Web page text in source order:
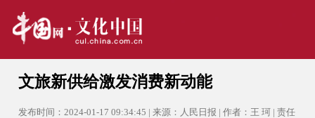
文旅新供给激发消费新动能
发布时间：2024-01-17 09:34:45 | 来源：人民日报 | 作者：王 珂 | 责任